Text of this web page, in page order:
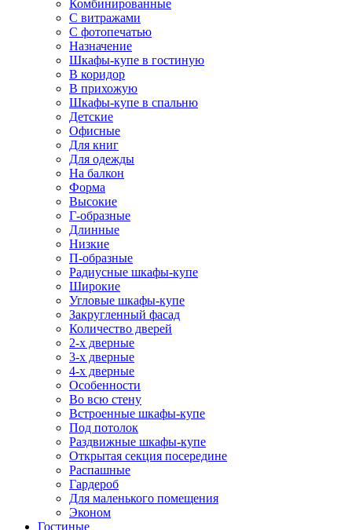
Комбинированные
С витражами
С фотопечатью
Назначение
Шкафы-купе в гостиную
В коридор
В прихожую
Шкафы-купе в спальню
Детские
Офисные
Для книг
Для одежды
На балкон
Форма
Высокие
Г-образные
Длинные
Низкие
П-образные
Радиусные шкафы-купе
Широкие
Угловые шкафы-купе
Закругленный фасад
Количество дверей
2-х дверные
3-х дверные
4-х дверные
Особенности
Во всю стену
Встроенные шкафы-купе
Под потолок
Раздвижные шкафы-купе
Открытая секция посередине
Распашные
Гардероб
Для маленького помещения
Эконом
Гостиные